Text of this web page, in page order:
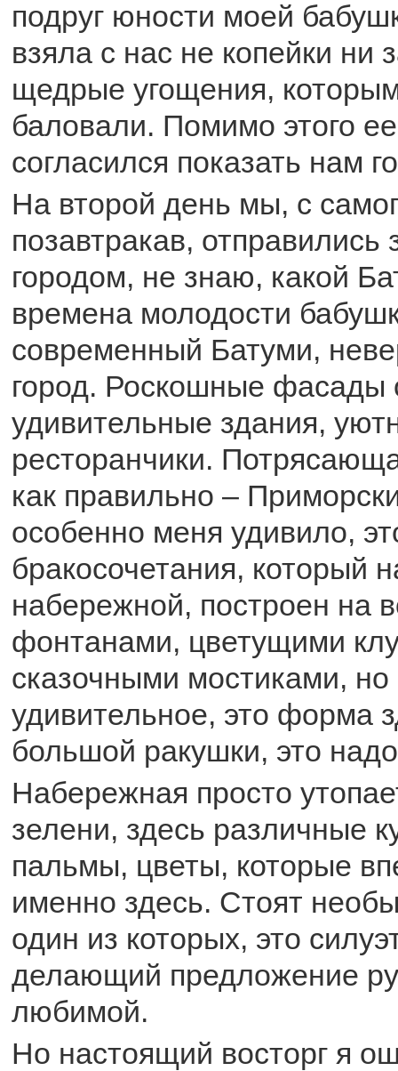
подруг юности моей
взяла с нас не копейки ни
щедрые угощения,
баловали. Помимо этого
согласился показать нам
На второй день мы, с
позавтракав, отправились
городом, не знаю, какой
времена молодости
современный Батуми,
город. Роскошные фасады
удивительные здания,
ресторанчики.
как правильно –
особенно меня удивило,
бракосочетания, который
набережной, построен на
фонтанами, цветущими
сказочными мостиками,
удивительное, это форма
большой ракушки, это
Набережная просто
зелени, здесь различные
пальмы, цветы, которые
именно здесь. Стоят
один из которых, это
делающий предложение
любимой.
Но настоящий восторг я